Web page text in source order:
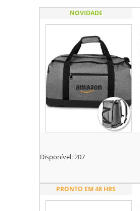
NOVIDADE
Disponível:207
PRONTO EM 48 HRS